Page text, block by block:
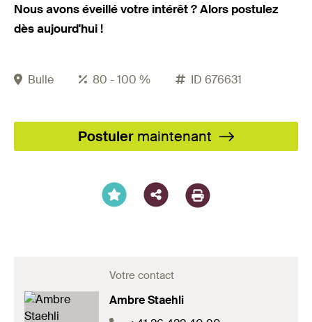
Nous avons éveillé votre intérêt ? Alors postulez
dès aujourd'hui !
Bulle 80 - 100 % ID 676631
Postulermaintenant
Facebook
X LinkedIn
XING
Votre contact
Ambre Staehli